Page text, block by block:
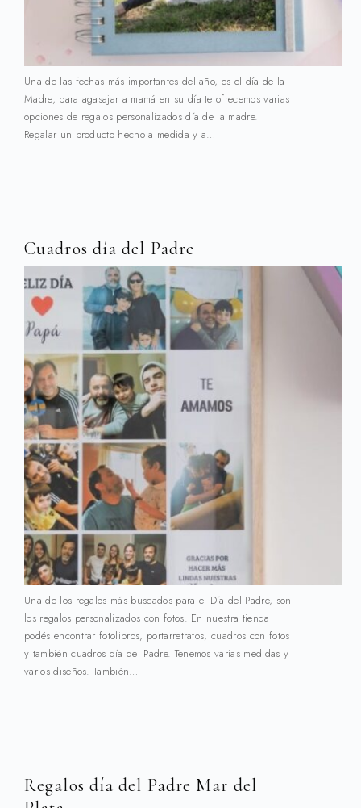
Una de las fechas más importantes del año, es el día de la
Madre, para agasajar a mamá en su día te ofrecemos varias
opciones de regalos personalizados día de la madre.
Regalar un producto hecho a medida y a…
Cuadros día del Padre
Una de los regalos más buscados para el Día del Padre, son
los regalos personalizados con fotos. En nuestra tienda
podés encontrar fotolibros, portarretratos, cuadros con fotos
y también cuadros día del Padre. Tenemos varias medidas y
varios diseños. También…
Regalos día del Padre Mar del